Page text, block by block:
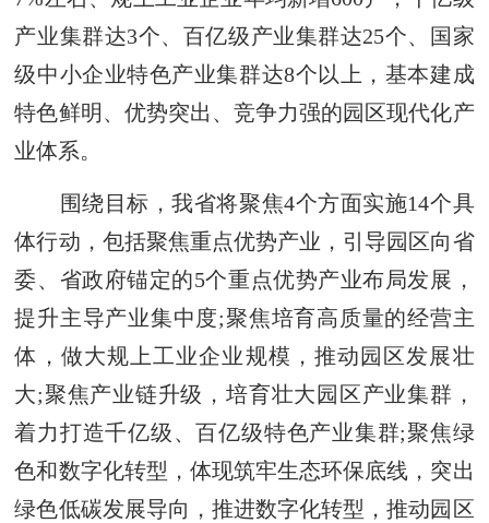
产业集群达3个、百亿级产业集群达25个、国家
级中小企业特色产业集群达8个以上，基本建成
特色鲜明、优势突出、竞争力强的园区现代化产
业体系。
围绕目标，我省将聚焦4个方面实施14个具
体行动，包括聚焦重点优势产业，引导园区向省
委、省政府锚定的5个重点优势产业布局发展，
提升主导产业集中度;聚焦培育高质量的经营主
体，做大规上工业企业规模，推动园区发展壮
大;聚焦产业链升级，培育壮大园区产业集群，
着力打造千亿级、百亿级特色产业集群;聚焦绿
色和数字化转型，体现筑牢生态环保底线，突出
绿色低碳发展导向，推进数字化转型，推动园区